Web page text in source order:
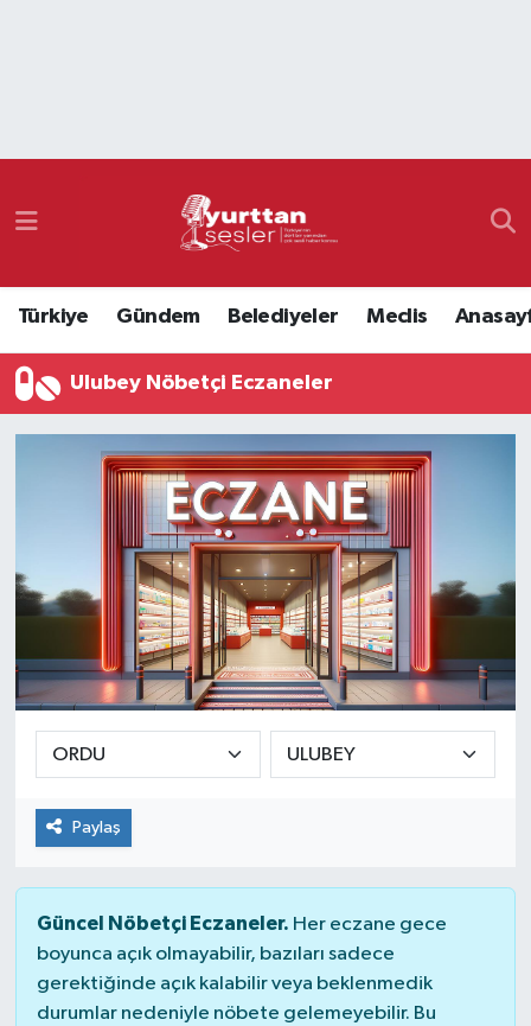
Türkiye Gündem Belediyeler Meclis
Ulubey Nöbetçi Eczaneler
Paylaş
Güncel Nöbetçi Eczaneler. Her eczane gece
boyunca açık olmayabilir, bazıları sadece
gerektiğinde açık kalabilir veya beklenmedik
durumlar nedeniyle nöbete gelemeyebilir. Bu
Namaz Vakitleri
Süper Lig Puan Durumu ve Fikstür
Tüm Manşetler
Son Dakika Haberleri
Haber Arşivi